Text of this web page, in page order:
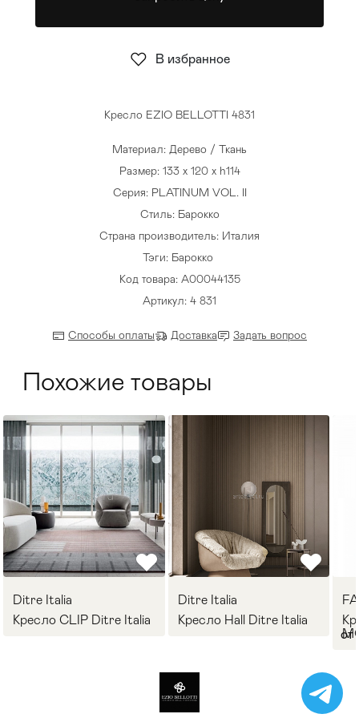
Стулья >
Кресло EZIO BELLOTTI 4831
Материал: Дерево / Ткань
Размер: 133 x 120 x h114
Серия: PLATINUM VOL. II
Стиль: Барокко
Страна производитель: Италия
Тэги: Барокко
Код товара: A00044135
Артикул: 4 831
Способы оплаты Доставка Задать вопрос
В избранное
Похожие товары
Ditre Italia
Кресло CLIP Ditre Italia
Ditre Italia
Кресло Hall Ditre Italia
от